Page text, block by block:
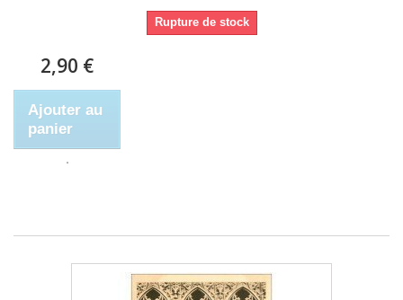
Rupture de stock
2,90 €
Ajouter au
panier